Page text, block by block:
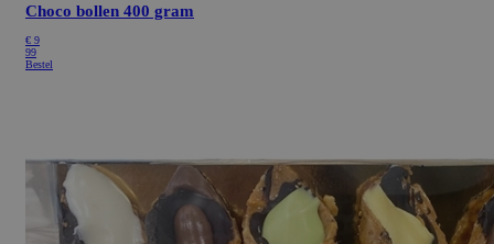
Choco bollen 400 gram
€ 9
99
Bestel